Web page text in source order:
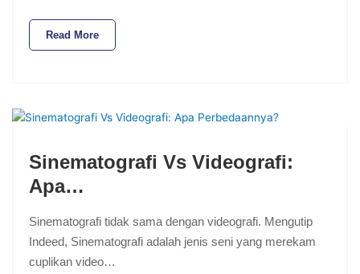
Read More
Sinematografi Vs Videografi:
Apa…
Sinematografi tidak sama dengan videografi. Mengutip
Indeed, Sinematografi adalah jenis seni yang merekam
cuplikan video…